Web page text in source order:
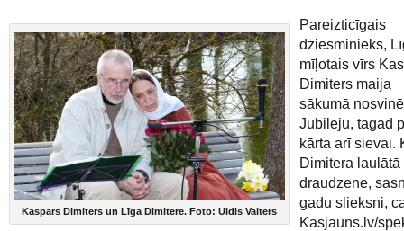
Kaspars Dimiters un Līga Dimitere. Foto: Uldis Valters
Pareizticīgais
dziesminieks,
mīļotais vīrs
Dimiters maija
sākumā
Jubileju, tagad
kārta arī sievai.
Dimitera laulātā
draudzene,
gadu slieksni,
Kasjauns.lv/